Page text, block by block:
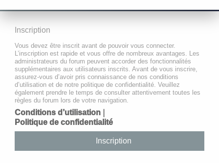
Inscription
Vous devez être inscrit avant de pouvoir vous connecter.
L’inscription est rapide et vous offre de nombreux avantages. Les
administrateurs du forum peuvent accorder des fonctionnalités
supplémentaires aux utilisateurs inscrits. Avant de vous inscrire,
assurez-vous d’avoir pris connaissance de nos conditions
d’utilisation et de notre politique de confidentialité. Veuillez
également prendre le temps de consulter attentivement toutes les
règles du forum lors de votre navigation.
Conditions d’utilisation
Politique de confidentialité
Inscription